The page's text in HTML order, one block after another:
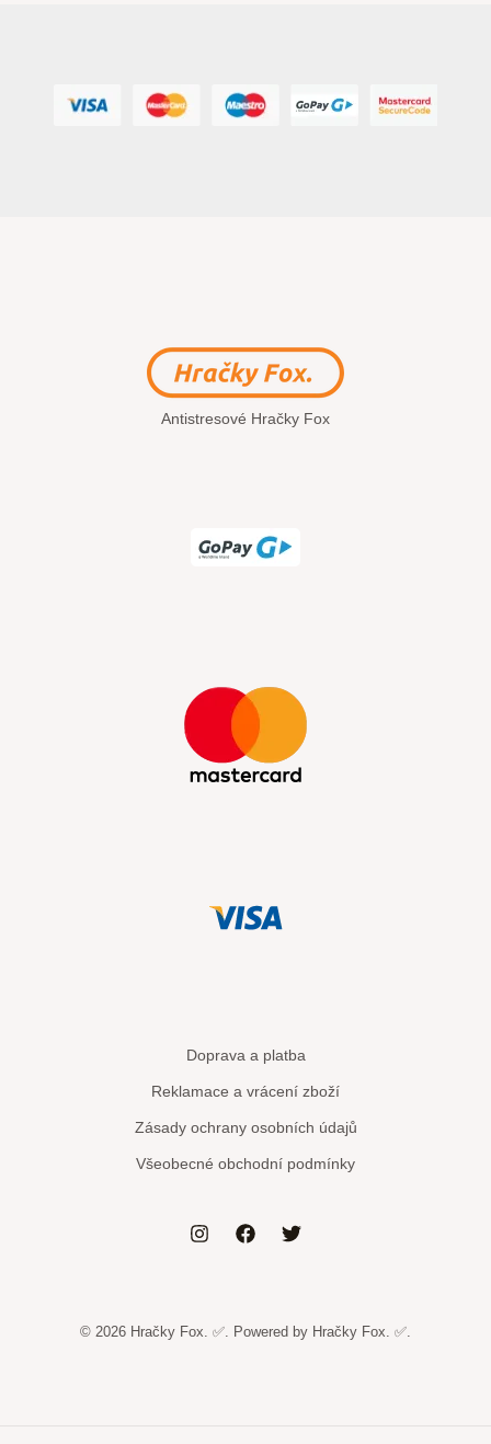
Antistresové Hračky Fox
Doprava a platba
Reklamace a vrácení zboží
Zásady ochrany osobních údajů
Všeobecné obchodní podmínky
© 2026 Hračky Fox. ✅. Powered by Hračky Fox. ✅.